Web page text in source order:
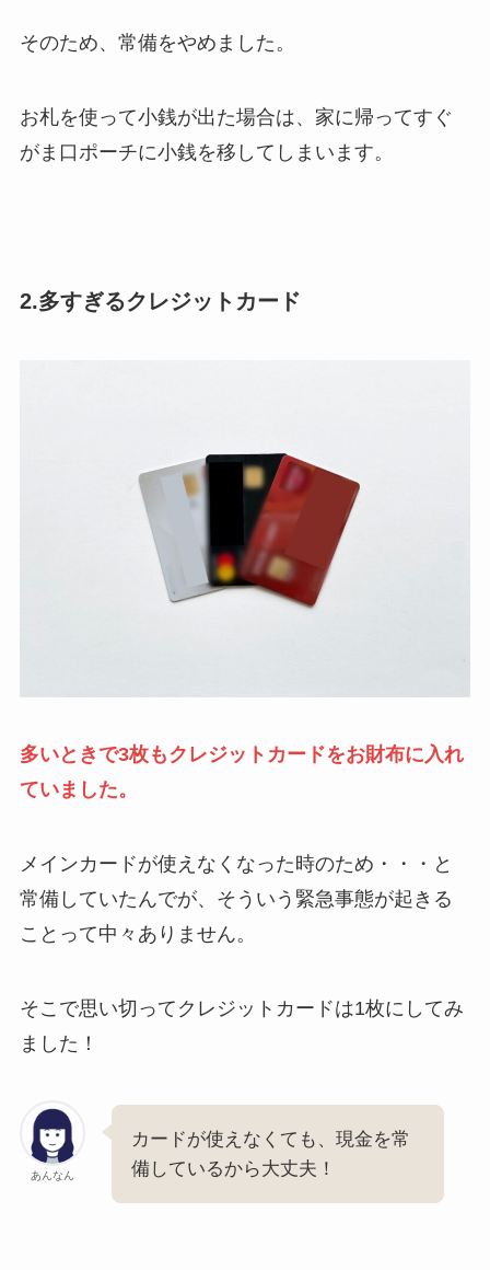
そのため、常備をやめました。
お札を使って小銭が出た場合は、家に帰ってすぐ
がま口ポーチに小銭を移してしまいます。
2.多すぎるクレジットカード
多いときで3枚もクレジットカードをお財布に入れ
ていました。
メインカードが使えなくなった時のため・・・と
常備していたんでが、そういう緊急事態が起きる
ことって中々ありません。
そこで思い切ってクレジットカードは1枚にしてみ
ました！
あんなん
カードが使えなくても、現金を常
備しているから大丈夫！